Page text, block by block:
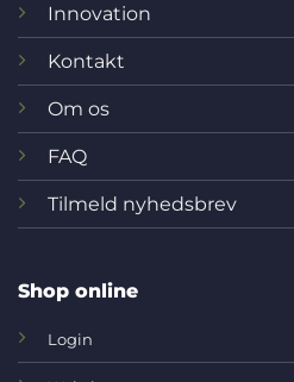
Innovation
Kontakt
Om os
FAQ
Tilmeld nyhedsbrev
Shop online
Login